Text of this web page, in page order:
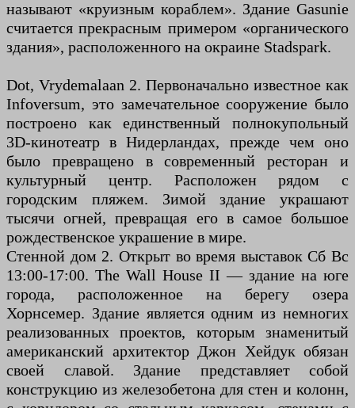
называют «круизным кораблем». Здание Gasunie
считается прекрасным примером «органического
здания», расположенного на окраине Stadspark.
Dot, Vrydemalaan 2. Первоначально известное как
Infoversum, это замечательное сооружение было
построено как единственный полнокупольный
3D-кинотеатр в Нидерландах, прежде чем оно
было превращено в современный ресторан и
культурный центр. Расположен рядом с
городским пляжем. Зимой здание украшают
тысячи огней, превращая его в самое большое
рождественское украшение в мире.
Стенной дом 2. Открыт во время выставок Сб Вс
13:00-17:00. The Wall House II — здание на юге
города, расположенное на берегу озера
Хорнсемер. Здание является одним из немногих
реализованных проектов, которым знаменитый
американский архитектор Джон Хейдук обязан
своей славой. Здание представляет собой
конструкцию из железобетона для стен и колонн,